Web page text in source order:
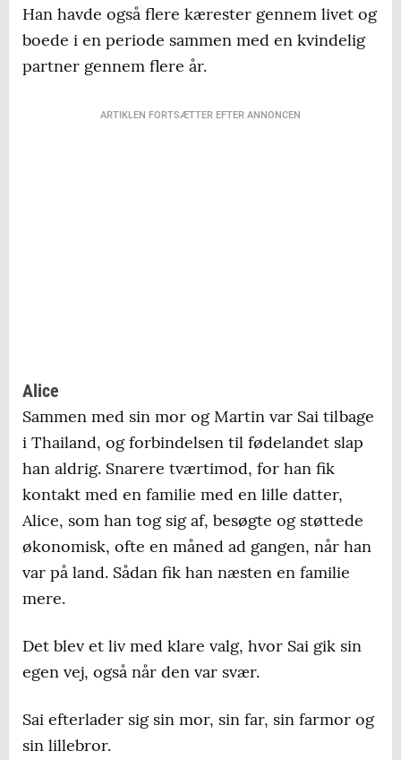
Han havde også flere kærester gennem livet og
boede i en periode sammen med en kvindelig
partner gennem flere år.
ARTIKLEN FORTSÆTTER EFTER ANNONCEN
Alice
Sammen med sin mor og Martin var Sai tilbage
i Thailand, og forbindelsen til fødelandet slap
han aldrig. Snarere tværtimod, for han fik
kontakt med en familie med en lille datter,
Alice, som han tog sig af, besøgte og støttede
økonomisk, ofte en måned ad gangen, når han
var på land. Sådan fik han næsten en familie
mere.
Det blev et liv med klare valg, hvor Sai gik sin
egen vej, også når den var svær.
Sai efterlader sig sin mor, sin far, sin farmor og
sin lillebror.